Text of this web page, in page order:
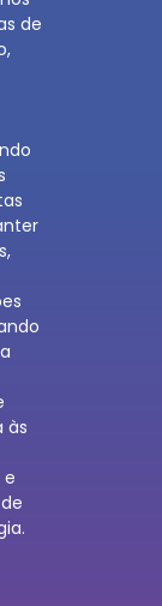
de
às